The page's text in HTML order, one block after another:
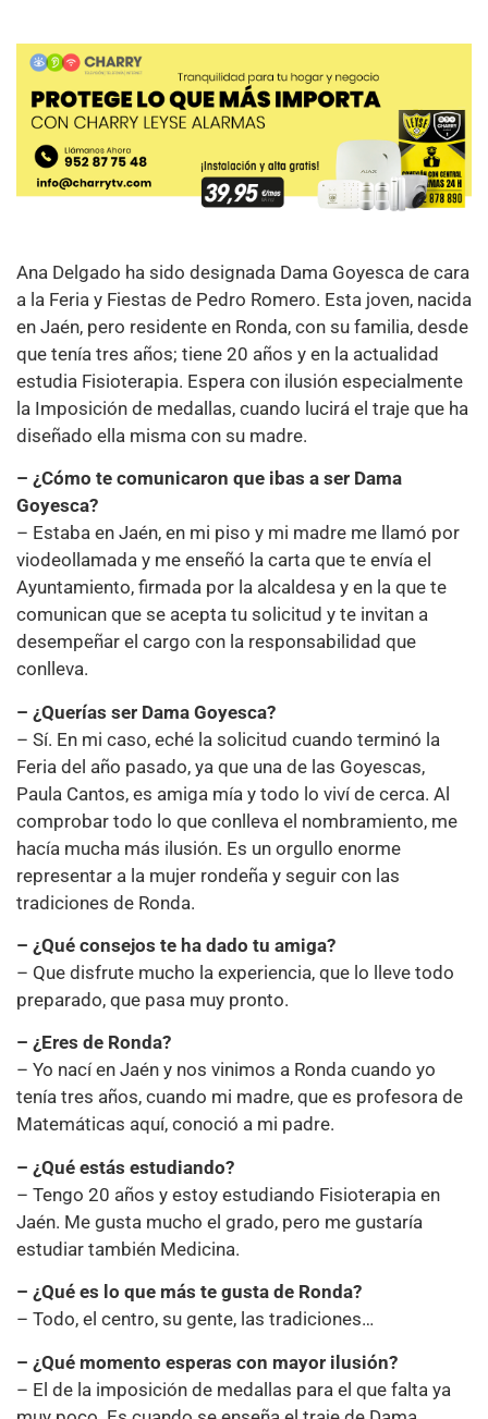
Ana Delgado ha sido designada Dama Goyesca de cara
a la Feria y Fiestas de Pedro Romero. Esta joven, nacida
en Jaén, pero residente en Ronda, con su familia, desde
que tenía tres años; tiene 20 años y en la actualidad
estudia Fisioterapia. Espera con ilusión especialmente
la Imposición de medallas, cuando lucirá el traje que ha
diseñado ella misma con su madre.
– ¿Cómo te comunicaron que ibas a ser Dama
Goyesca?
– Estaba en Jaén, en mi piso y mi madre me llamó por
viodeollamada y me enseñó la carta que te envía el
Ayuntamiento, firmada por la alcaldesa y en la que te
comunican que se acepta tu solicitud y te invitan a
desempeñar el cargo con la responsabilidad que
conlleva.
– ¿Querías ser Dama Goyesca?
– Sí. En mi caso, eché la solicitud cuando terminó la
Feria del año pasado, ya que una de las Goyescas,
Paula Cantos, es amiga mía y todo lo viví de cerca. Al
comprobar todo lo que conlleva el nombramiento, me
hacía mucha más ilusión. Es un orgullo enorme
representar a la mujer rondeña y seguir con las
tradiciones de Ronda.
– ¿Qué consejos te ha dado tu amiga?
– Que disfrute mucho la experiencia, que lo lleve todo
preparado, que pasa muy pronto.
– ¿Eres de Ronda?
– Yo nací en Jaén y nos vinimos a Ronda cuando yo
tenía tres años, cuando mi madre, que es profesora de
Matemáticas aquí, conoció a mi padre.
– ¿Qué estás estudiando?
– Tengo 20 años y estoy estudiando Fisioterapia en
Jaén. Me gusta mucho el grado, pero me gustaría
estudiar también Medicina.
– ¿Qué es lo que más te gusta de Ronda?
– Todo, el centro, su gente, las tradiciones…
– ¿Qué momento esperas con mayor ilusión?
– El de la imposición de medallas para el que falta ya